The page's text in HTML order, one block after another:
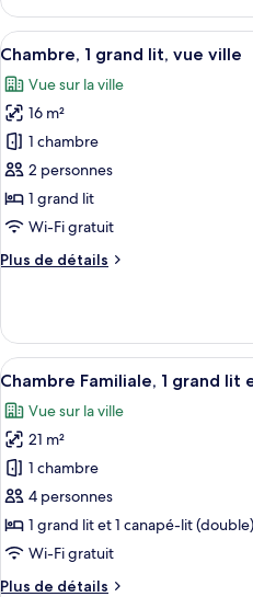
lit
le
type
de
Chambre,
grand
lit
Afficher
toutes
les
photos
pour
ce
type
de
chambre :
Chambre,
lit,
vue
ville
6
Chambre, 1 grand lit, vue ville
Vue sur la ville
16 m²
1 chambre
2 personnes
1 grand lit
Wi-Fi gratuit
Plus de détails
Plus
le
type
de
Chambre,
grand
lit,
vue
ville
Afficher
toutes
les
photos
pour
ce
type
de
chambre :
4
Chambre Familiale, 1 grand lit
Vue sur la ville
21 m²
1 chambre
4 personnes
1 grand lit et 1 canapé-lit (double)
Wi-Fi gratuit
Plus de détails
Plus